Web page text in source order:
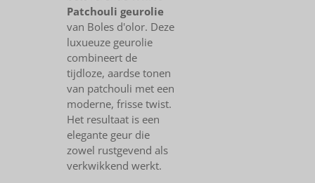
Patchouli geurolie
van Boles d'olor. Deze
luxueuze geurolie
combineert de
tijdloze, aardse tonen
van patchouli met een
moderne, frisse twist.
Het resultaat is een
elegante geur die
zowel rustgevend als
verkwikkend werkt.